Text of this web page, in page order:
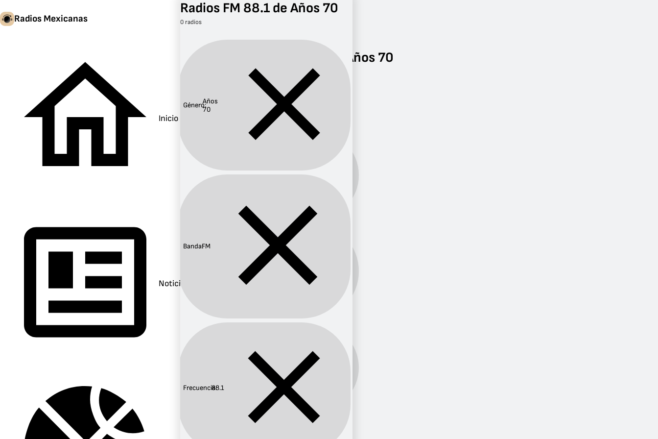
Radios Mexicanas
Inicio
Noticias
FM 88.1
Radios FM 88.1 de Años 70
Radios FM 88.1 de
Años 70
0 radios
Género:
Años
Banda:
FM
Frecuencia:
88.1
Radios FM 88.1 de Años 70
0 radios
Género:Años
70
Banda:FM
Frecuencia:88.1